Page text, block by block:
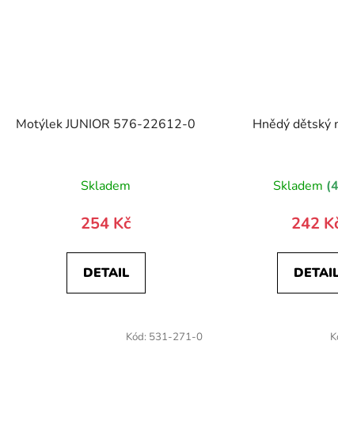
Motýlek JUNIOR 576-22612-0
Skladem
254 Kč
DETAIL
Hnědý dětský
Skladem
242
Kód: 531-271-0